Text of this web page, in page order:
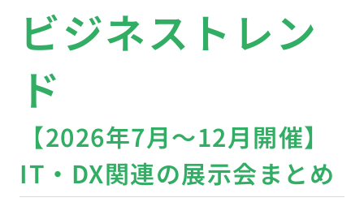
ビジネストレン
ド
【2026年7月〜12月開催】
IT・DX関連の展示会まとめ